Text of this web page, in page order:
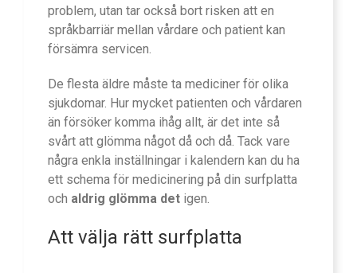
problem, utan tar också bort risken att en
språkbarriär mellan vårdare och patient kan
försämra servicen.
De flesta äldre måste ta mediciner för olika
sjukdomar. Hur mycket patienten och vårdaren
än försöker komma ihåg allt, är det inte så
svårt att glömma något då och då. Tack vare
några enkla inställningar i kalendern kan du ha
ett schema för medicinering på din surfplatta
och aldrig glömma det igen.
Att välja rätt surfplatta